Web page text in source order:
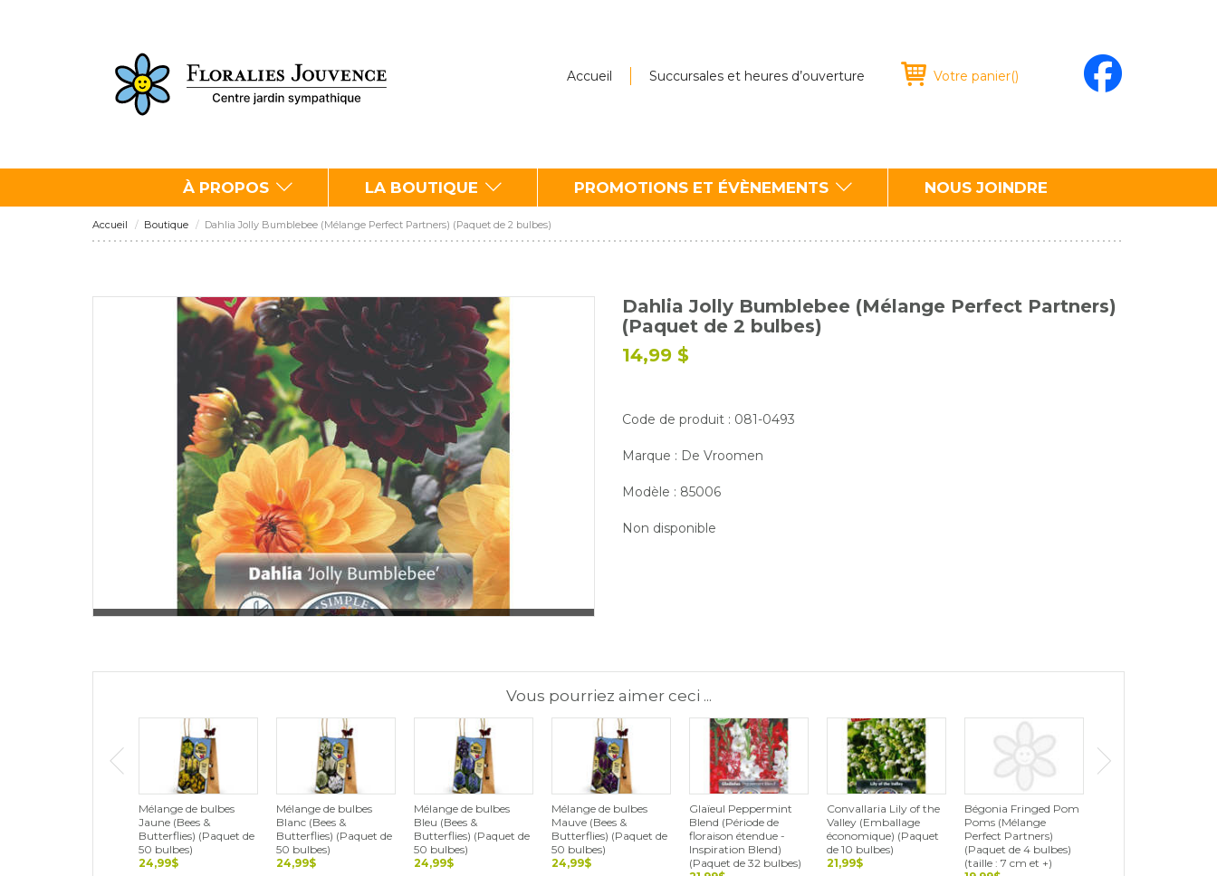
Accueil Succursales et heures d’ouverture Votre panier()
À PROPOS LA BOUTIQUE PROMOTIONS ET ÉVÈNEMENTS NOUS JOINDRE
Accueil Boutique Dahlia Jolly Bumblebee (Mélange Perfect Partners) (Paquet de 2 bulbes)
Dahlia Jolly Bumblebee (Mélange Perfect Partners)
(Paquet de 2 bulbes)
14,99 $
Code de produit : 081-0493
Marque : De Vroomen
Modèle : 85006
Non disponible
Vous pourriez aimer ceci ...
Mélange de bulbes
Jaune (Bees &
Butterflies) (Paquet de
50 bulbes)
24,99$
Mélange de bulbes
Blanc (Bees &
Butterflies) (Paquet de
50 bulbes)
24,99$
Mélange de bulbes
Bleu (Bees &
Butterflies) (Paquet de
50 bulbes)
24,99$
Mélange de bulbes
Mauve (Bees &
Butterflies) (Paquet de
50 bulbes)
24,99$
Glaïeul Peppermint
Blend (Période de
floraison étendue -
Inspiration Blend)
(Paquet de 32 bulbes)
Convallaria Lily of the
Valley (Emballage
économique) (Paquet
de 10 bulbes)
21,99$
Bégonia Fringed Pom
Poms (Mélange
Perfect Partners)
(Paquet de 4 bulbes)
(taille : 7 cm et +)